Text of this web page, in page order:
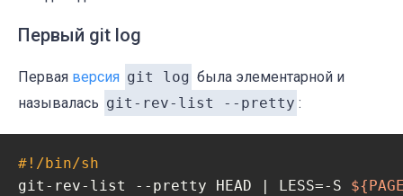
Первый git log
Первая версия git log была элементарной и
называлась git-rev-list --pretty :
#!/bin/sh
git-rev-list --pretty HEAD | LESS=-S